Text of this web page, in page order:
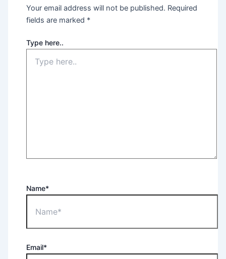
Your email address will not be published. Required
fields are marked *
Type here..
Name*
Email*